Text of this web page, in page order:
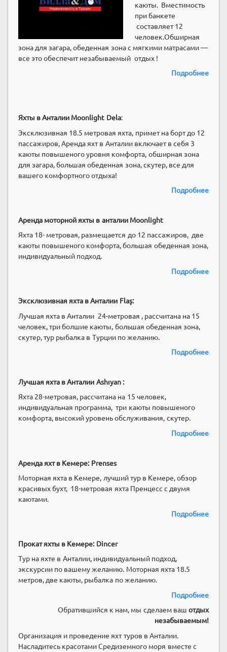
каюты. Вместимость
при банкете
составляет 12
человек.Обширная
зона для загара, обеденная зона с мягкими матрасами —
все это обеспечит незабываемый отдых !
Подробнее
Яхты в Анталии Moonlight Dela:
Эксклюзивная 18.5 метровая яхта, примет на борт до 12
пассажиров, Аренда яхт в Анталии включает в себя 3
каюты повышеного уровня комфорта, обширная зона
для загара, большая обеденная зона, скутер, все для
вашего комфортного отдыха!
Подробнее
Аренда моторной яхты в анталии Moonlight
Яхта 18- метровая, размещается до 12 пассажиров, две
каюты повышеного комфорта, большая обеденная зона,
индивидуальный подход.
Подробнее
Эксклюзивная яхта в Анталии Flaş:
Лучшая яхта в Анталии 24-метровая , рассчитана на 15
человек, три болшие каюты, большая обеденная зона,
скутер, тур рыбалка в Турции по желанию.
Подробнее
Лучшая яхта в Анталии Ashıyan :
Яхта 28-метровая, рассчитана на 15 человек,
индивидуальная программа, три каюты повышеного
комфорта, высокий уровень обслуживания, скутер.
Подробнее
Аренда яхт в Кемере: Prenses
Моторная яхта в Кемере, лучший тур в Кемере, обзор
красивых бухт, 18-метровая яхта Пренцесс с двумя
каютами.
Подробнее
Прокат яхты в Кемере: Dincer
Тур на яхте в Анталии, индивидуальный подход,
экскурсии по вашему желанию. Моторная яхта 18.5
метров, две каюты, рыбалка по желанию.
Подробнее
Обратившийся к нам, мы сделаем ваш отдых
незабываемым!
Организация и проведение яхт туров в Анталии.
Насладитесь красотами Средиземного моря вместе с